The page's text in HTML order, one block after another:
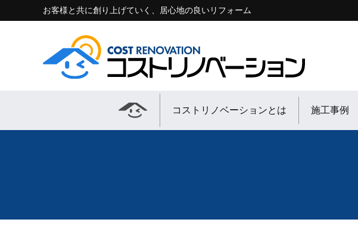
お客様と共に創り上げていく、居心地の良いリフォーム
コストリノベーションとは 施工事例